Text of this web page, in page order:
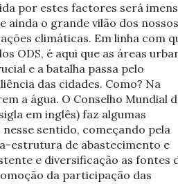
por estes factores será
ainda o grande vilão dos nossos
climáticas. Em linha com
ODS, é aqui que as áreas
e a batalha passa pelo
das cidades. Como? Na
a água. O Conselho Mundial
em inglês) faz algumas
sentido, começando pela
estrutura de abastecimento e
e diversificação as fontes
da participação das